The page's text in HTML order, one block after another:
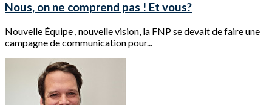
Nous, on ne comprend pas ! Et vous?
Nouvelle Équipe , nouvelle vision, la FNP se devait de faire une
campagne de communication pour...